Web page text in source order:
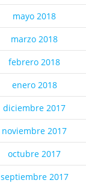
mayo 2018
marzo 2018
febrero 2018
enero 2018
diciembre 2017
noviembre 2017
octubre 2017
septiembre 2017